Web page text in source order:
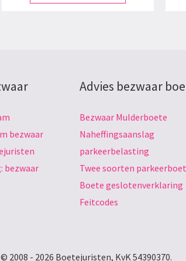
bezwaar
bezwaar
Advies bezwaar
Bezwaar Mulderboete
Naheffingsaanslag
parkeerbelasting
Twee soorten
Boete geslotenverklaring
Feitcodes
2008 - 2026 Boetejuristen, KvK 54390370.